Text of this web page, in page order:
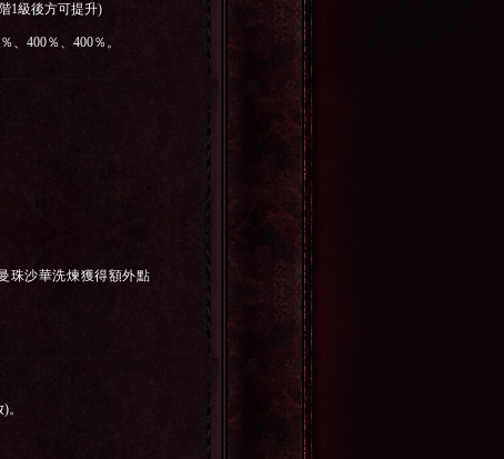
階1級後方可提升)
、 400％ 、 400％ 。
珠沙華洗煉獲得額外點
)。